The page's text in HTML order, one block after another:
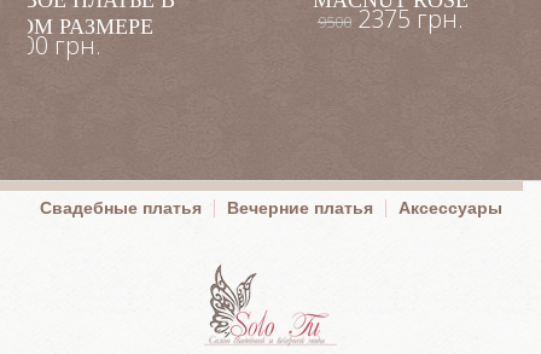
РАЗМЕРЕ
грн.
95002375 грн.
Свадебные платья Вечерние платья Аксессуары